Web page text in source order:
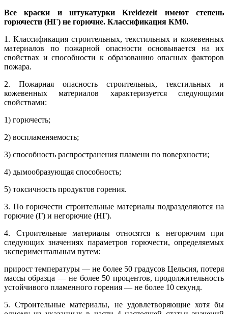
Все краски и штукатурки Kreidezeit имеют степень
горючести (НГ) не горючие. Классификация КМ0.
1. Классификация строительных, текстильных и кожевенных
материалов по пожарной опасности основывается на их
свойствах и способности к образованию опасных факторов
пожара.
2. Пожарная опасность строительных, текстильных и
кожевенных материалов характеризуется следующими
свойствами:
1) горючесть;
2) воспламеняемость;
3) способность распространения пламени по поверхности;
4) дымообразующая способность;
5) токсичность продуктов горения.
3. По горючести строительные материалы подразделяются на
горючие (Г) и негорючие (НГ).
4. Строительные материалы относятся к негорючим при
следующих значениях параметров горючести, определяемых
экспериментальным путем:
прирост температуры — не более 50 градусов Цельсия, потеря
массы образца — не более 50 процентов, продолжительность
устойчивого пламенного горения — не более 10 секунд.
5. Строительные материалы, не удовлетворяющие хотя бы